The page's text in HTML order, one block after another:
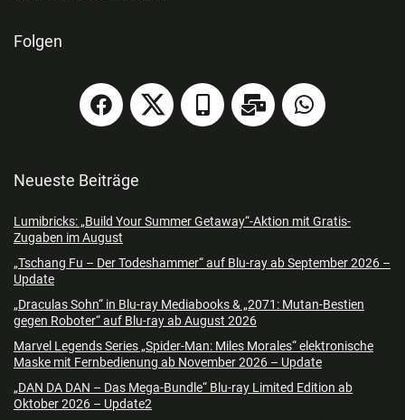
Folgen
Neueste Beiträge
Lumibricks: „Build Your Summer Getaway“-Aktion mit Gratis-
Zugaben im August
„Tschang Fu – Der Todeshammer“ auf Blu-ray ab September 2026 –
Update
„Draculas Sohn“ in Blu-ray Mediabooks & „2071: Mutan-Bestien
gegen Roboter“ auf Blu-ray ab August 2026
Marvel Legends Series „Spider-Man: Miles Morales“ elektronische
Maske mit Fernbedienung ab November 2026 – Update
„DAN DA DAN – Das Mega-Bundle“ Blu-ray Limited Edition ab
Oktober 2026 – Update2